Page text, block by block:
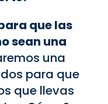
que las
sean una
una
para que
que llevas